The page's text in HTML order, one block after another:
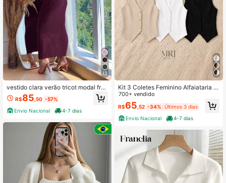
13
vestido clara verão tricot modal fres
co canelado alta qualidade 2027 fe
stasR$85 ,50 -57%
Envio Nacional
4-7 dias
Kit 3 Coletes Feminino Alfaiataria El
egante com Botões Decote V Sem
Mangas Casual Chic
700+ vendido
R$65 ,52 -34% Últimos 3 dias
Envio Nacional
4-7 dias